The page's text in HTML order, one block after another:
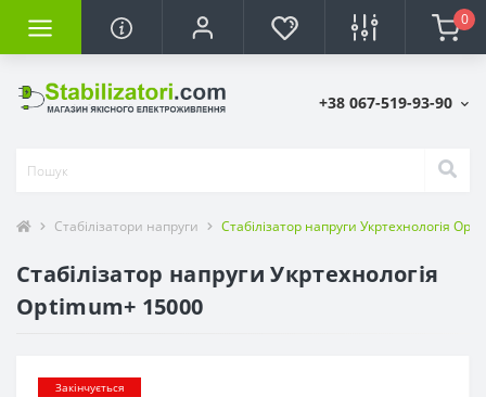
0
+38 067-519-93-90
Стабілізатори напруги Стабілізатор напруги Укртехнологія
Стабілізатор напруги Укртехнологія
Optimum+ 15000
Закінчується